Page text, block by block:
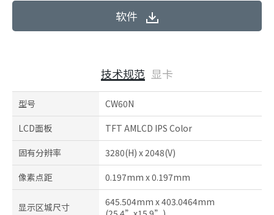
软件
技术规范 显卡
型号
CW60N
LCD面板
TFT AMLCD IPS Color
固有分辨率
3280(H) x 2048(V)
像素点距
0.197mm x 0.197mm
显示区城尺寸
645.504mm x 403.0464mm